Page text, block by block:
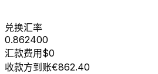
兑换汇率
0.862400
汇款费用$0
收款方到账€862.40